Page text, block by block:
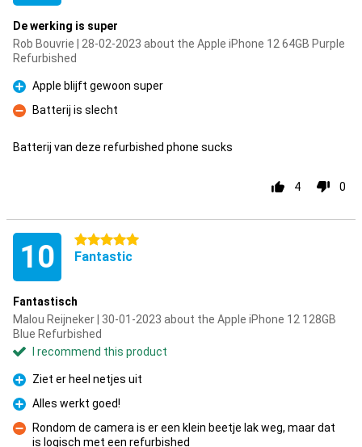
De werking is super
Rob Bouvrie | 28-02-2023 about the Apple iPhone 12 64GB Purple
Refurbished
Pro
Apple blijft gewoon super
Con
Batterij is slecht
Batterij van deze refurbished phone sucks
4 0
10 5 stars
Fantastic
Fantastisch
Malou Reijneker | 30-01-2023 about the Apple iPhone 12 128GB
Blue Refurbished
I recommend this product
Pro
Ziet er heel netjes uit
Pro
Alles werkt goed!
Con
Rondom de camera is er een klein beetje lak weg, maar dat
is logisch met een refurbished